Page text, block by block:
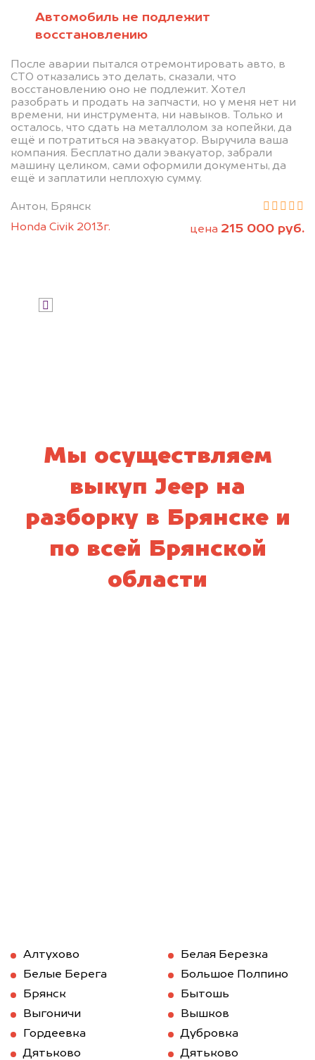
Автомобиль не подлежит
восстановлению
После аварии пытался отремонтировать авто, в
СТО отказались это делать, сказали, что
восстановлению оно не подлежит. Хотел
разобрать и продать на запчасти, но у меня нет ни
времени, ни инструмента, ни навыков. Только и
осталось, что сдать на металлолом за копейки, да
ещё и потратиться на эвакуатор. Выручила ваша
компания. Бесплатно дали эвакуатор, забрали
машину целиком, сами оформили документы, да
ещё и заплатили неплохую сумму.
Антон, Брянск
Honda Civik 2013г.
цена 215 000 руб.
БЕСПЛАТНО
разборку.
Мы купим ваше авто на 20.000 руб.
дороже, чем предлагают на
автоаукционах.
Мы осуществляем
выкуп Jeep на
разборку в Брянске и
по всей Брянской
области
Алтухово
Белая Березка
Белые Берега
Большое Полпино
Брянск
Бытошь
Выгоничи
Вышков
Гордеевка
Дубровка
Дятьково
Дятьково